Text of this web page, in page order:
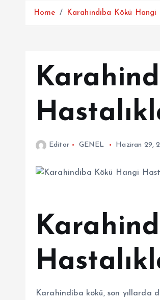
Home Karahindiba Kökü Hangi
Editor GENEL Haziran 29,
Karahindiba kökü, son yıllarda